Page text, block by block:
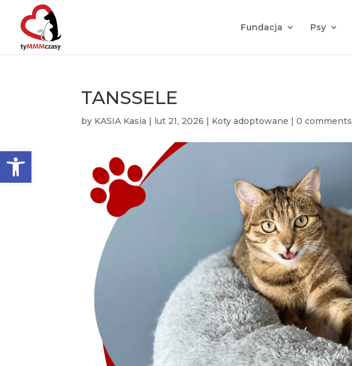
Otwórz pasek narzędzi
Fundacja Psy
TANSSELE
by KASIA Kasia | lut 21, 2026 | Koty adoptowane |0 comments